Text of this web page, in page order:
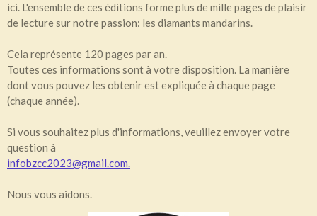
ici. L'ensemble de ces éditions forme plus de mille pages de plaisir
de lecture sur notre passion: les diamants mandarins.
Cela représente 120 pages par an.
Toutes ces informations sont à votre disposition. La manière
dont vous pouvez les obtenir est expliquée à chaque page
(chaque année).
Si vous souhaitez plus d'informations, veuillez envoyer votre
question à
infobzcc2023@gmail.com.
Nous vous aidons.